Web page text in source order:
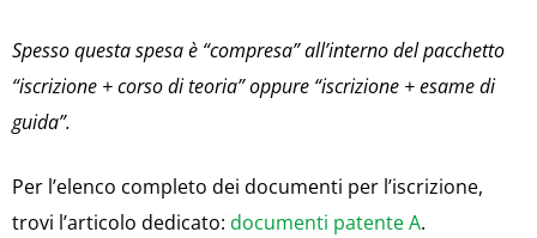
Spesso questa spesa è “compresa” all’interno del pacchetto
“iscrizione + corso di teoria” oppure “iscrizione + esame di
guida”.
Per l’elenco completo dei documenti per l’iscrizione,
trovi l’articolo dedicato: documenti patente A.